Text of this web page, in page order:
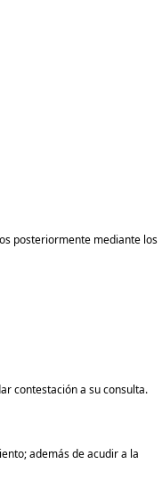
posteriormente mediante los
contestación a su consulta.
además de acudir a la